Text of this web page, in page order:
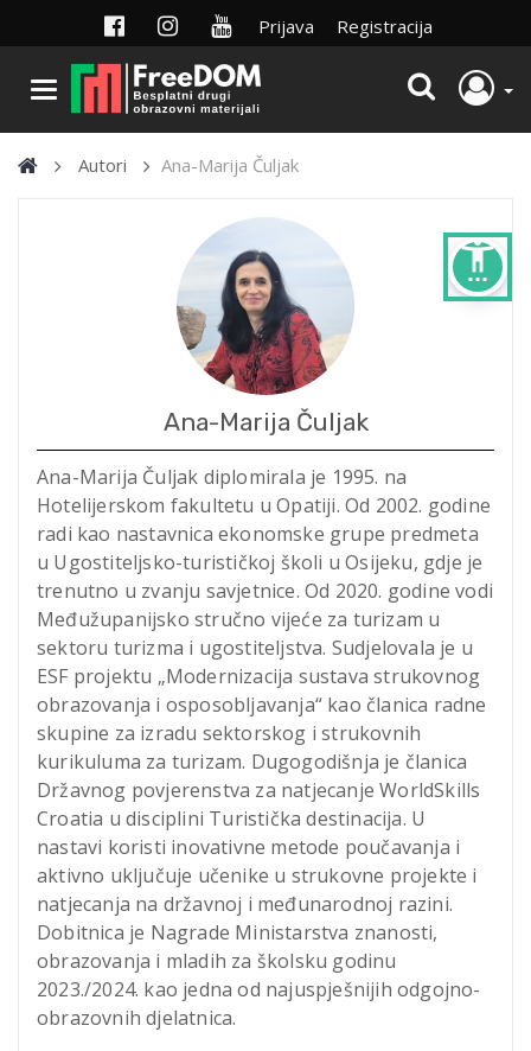
settings_accessibility
Prijava Registracija
Autori Ana-Marija Čuljak
Ana-Marija Čuljak
Ana-Marija Čuljak diplomirala je 1995. na
Hotelijerskom fakultetu u Opatiji. Od 2002. godine
radi kao nastavnica ekonomske grupe predmeta
u Ugostiteljsko-turističkoj školi u Osijeku, gdje je
trenutno u zvanju savjetnice. Od 2020. godine vodi
Međužupanijsko stručno vijeće za turizam u
sektoru turizma i ugostiteljstva. Sudjelovala je u
ESF projektu „Modernizacija sustava strukovnog
obrazovanja i osposobljavanja“ kao članica radne
skupine za izradu sektorskog i strukovnih
kurikuluma za turizam. Dugogodišnja je članica
Državnog povjerenstva za natjecanje WorldSkills
Croatia u disciplini Turistička destinacija. U
nastavi koristi inovativne metode poučavanja i
aktivno uključuje učenike u strukovne projekte i
natjecanja na državnoj i međunarodnoj razini.
Dobitnica je Nagrade Ministarstva znanosti,
obrazovanja i mladih za školsku godinu
2023./2024. kao jedna od najuspješnijih odgojno-
obrazovnih djelatnica.